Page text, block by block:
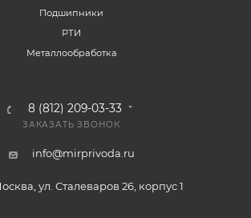
Подшипники
РТИ
Металлообработка
8 (812) 209-03-33
ЗАКАЗАТЬ ЗВОНОК
info@mirprivoda.ru
ул. Сталеваров 26, корпус 1